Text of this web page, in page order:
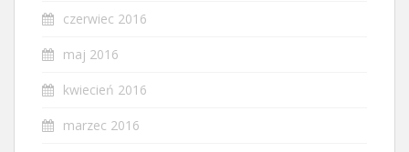
czerwiec 2016
maj 2016
kwiecień 2016
marzec 2016